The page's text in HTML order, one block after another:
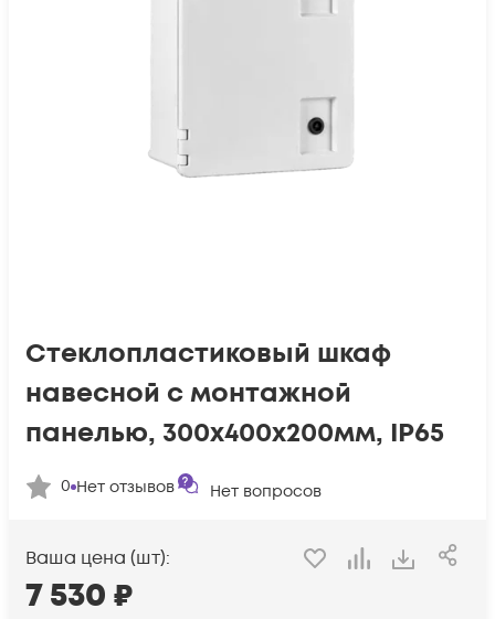
Стеклопластиковый шкаф
навесной с монтажной
панелью, 300х400х200мм, IP65
0 Нет отзывов Нет вопросов
Ваша цена (шт):
7 530 ₽